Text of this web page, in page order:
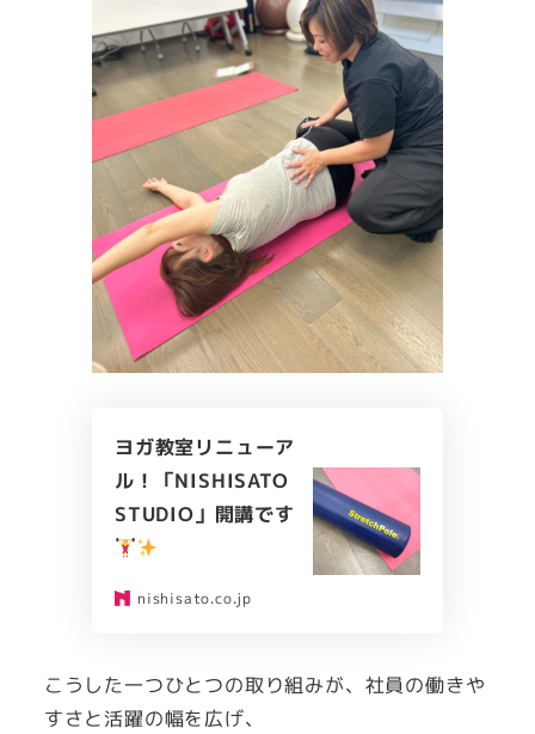
ヨガ教室リニューア
ル！「NISHISATO
STUDIO」開講です
nishisato.co.jp
こうした一つひとつの取り組みが、社員の働きや
すさと活躍の幅を広げ、